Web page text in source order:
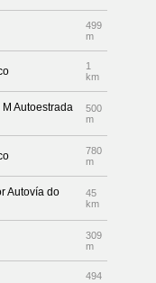
499
m
1
km
Autoestrada
500
m
780
m
Autovía do
45
km
309
m
494